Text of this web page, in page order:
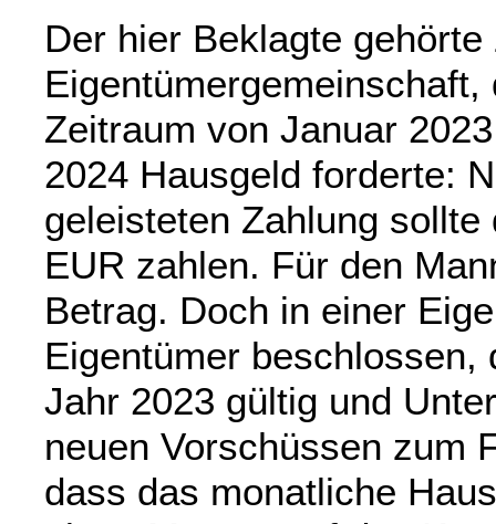
Der hier Beklagte gehörte
Zeitraum von Januar
2024 Hausgeld forderte:
geleisteten Zahlung
EUR zahlen. Für den
Betrag. Doch in einer
Eigentümer
Jahr 2023 gültig und
neuen Vorschüssen zum
dass das monatliche